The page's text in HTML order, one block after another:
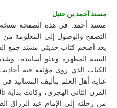
مسند أحمد بن حنبل
مسند أحمد: في هذه الصفحة نسخة
التصفح والوصول إلى المعلومة من
يعد أضخم كتاب حديثي مسند جمع
السنة المطهرة وعلو أسانيده،
الكتاب الذي روى مؤلفه فيه
عناية أهل العلم بتأليف المسانيد
القرن الثاني الهجري، وكانت بداية